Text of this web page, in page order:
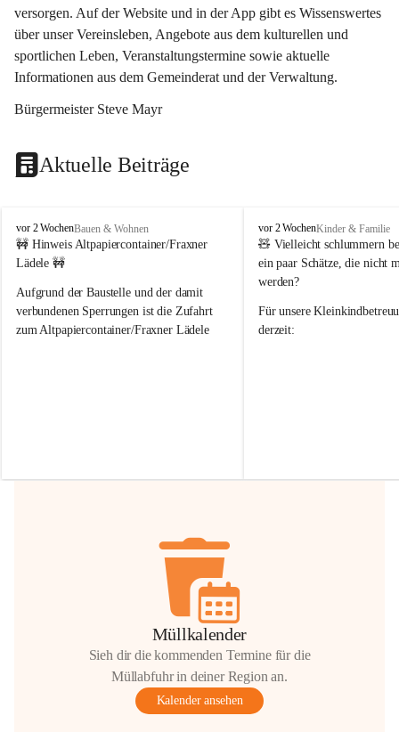
versorgen. Auf der Website und in der App gibt es Wissenswertes
über unser Vereinsleben, Angebote aus dem kulturellen und
sportlichen Leben, Veranstaltungstermine sowie aktuelle
Informationen aus dem Gemeinderat und der Verwaltung.
Bürgermeister Steve Mayr
Aktuelle Beiträge
F
r
a
e
r
n
vor 2 WochenBauen & Wohnen
🚧 Hinweis Altpapiercontainer/Fraxner
Lädele 🚧
Aufgrund der Baustelle und der damit
verbundenen Sperrungen ist die Zufahrt
zum Altpapiercontainer/Fraxner Lädele
Hilfsbereitschaft!
F
r
a
x
r
n
vor 2 WochenKinder & Familie
🧸 Vielleicht schlummern
ein paar Schätze, die nicht
werden?
Für unsere
derzeit:
Müllkalender
Sieh dir die kommenden Termine für die
Müllabfuhr in deiner Region an.
Kalender ansehen